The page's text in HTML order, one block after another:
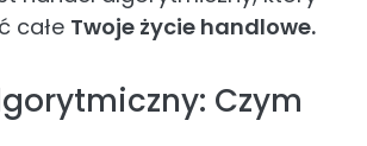
całe Twoje życie handlowe.
Czym